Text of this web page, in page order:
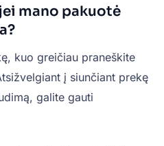
mano pakuotė
kuo greičiau praneškite
į siunčiant prekę
galite gauti